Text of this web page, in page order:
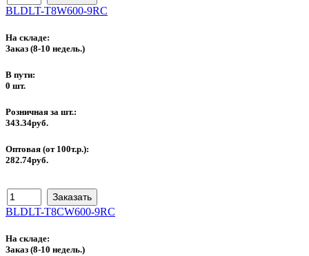
BLDLT-T8W600-9RC
На складе:
Заказ (8-10 недель.)
В пути:
0 шт.
Розничная за шт.:
343.34руб.
Оптовая (от 100т.р.):
282.74руб.
BLDLT-T8CW600-9RC
На складе:
Заказ (8-10 недель.)